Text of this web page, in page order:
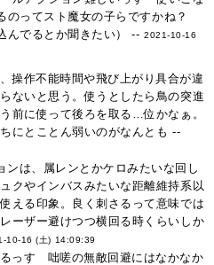
のってスト魔女の子らですかね？
んでるとか聞きたい） --2021-10-16
操作不能時間や飛び上がり具合が違
ないと思う。使うとしたら鳥の突進
前に使って後ろを取る…位かなぁ。
にとことん弱いのがなんとも --
ンは、属レンとかケロみたいな回し
クやインバスみたいな距離維持系以
える印象。良く刺さるって意味では
ーザー避けつつ横回る時くらいしか
10-16 (土) 14:09:39
っす 咄嗟の無敵回避にはなかなか